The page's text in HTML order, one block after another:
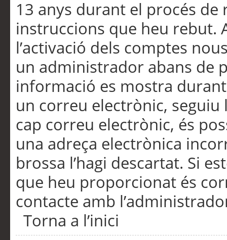
13 anys durant el procés de
instruccions que heu rebut.
l’activació dels comptes
un administrador abans de
informació es mostra
un correu electrònic,
cap correu electrònic, és
una adreça electrònica
brossa l’hagi descartat. Si
que heu proporcionat és
contacte amb
Torna a l’inici